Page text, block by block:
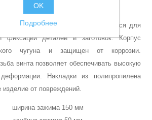
Аккумуляторы и ЗУ
с передвижным упором используется для
фиксации деталей и заготовок. Корпус
чугуна и защищен от коррозии.
винта позволяет обеспечивать высокую
Накладки из полипропилена
от повреждений.
ширина зажима 150 мм
OK
Подробнее